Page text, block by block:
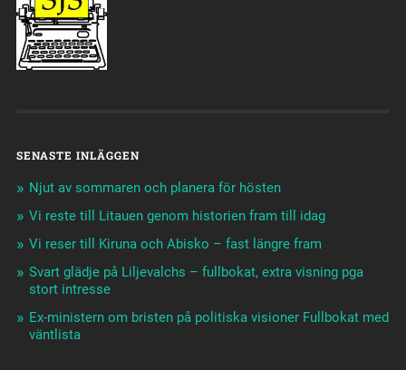
SENASTE INLÄGGEN
Njut av sommaren och planera för hösten
Vi reste till Litauen genom historien fram till idag
Vi reser till Kiruna och Abisko – fast längre fram
Svart glädje på Liljevalchs – fullbokat, extra visning pga
stort intresse
Ex-ministern om bristen på politiska visioner Fullbokat med
väntlista